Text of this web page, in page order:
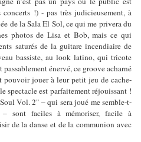
!) - pas très judicieusement, à
de la Sala El Sol, ce qui me privera du
photos de Lisa et Bob, mais ce qui
saturés de la guitare incendiaire de
bassiste, au look latino, qui tricote
énervé, ce groove acharné
jouer à leur petit jeu de cache-
spectacle est parfaitement réjouissant !
Vol. 2" – qui sera joué me semble-t-
sont faciles à mémoriser, facile à
de la danse et de la communion avec